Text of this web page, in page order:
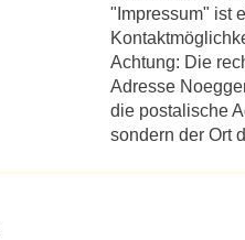
"Impressum" ist
Achtung: Die
Adresse
die postalische
sondern der Ort